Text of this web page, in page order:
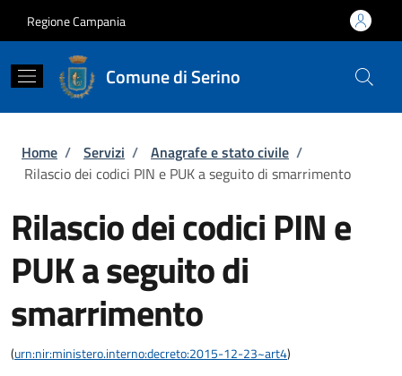
Regione Campania
Comune di Serino
Briciole di pane
Home / Servizi / Anagrafe e stato civile /
Rilascio dei codici PIN e PUK a seguito di smarrimento
Rilascio dei codici PIN e
PUK a seguito di
smarrimento
(urn:nir:ministero.interno:decreto:2015-12-23~art4)